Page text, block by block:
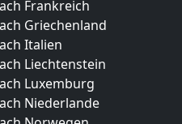
Frankreich
Griechenland
Italien
Liechtenstein
Luxemburg
Niederlande